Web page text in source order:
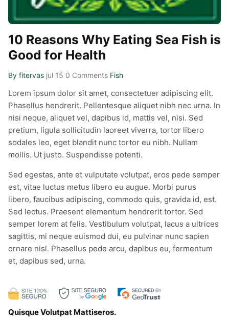
10 Reasons Why Eating Sea Fish is
Good for Health
By fitervas jul 15 0 Comments Fish
Lorem ipsum dolor sit amet, consectetuer adipiscing elit.
Phasellus hendrerit. Pellentesque aliquet nibh nec urna. In
nisi neque, aliquet vel, dapibus id, mattis vel, nisi. Sed
pretium, ligula sollicitudin laoreet viverra, tortor libero
sodales leo, eget blandit nunc tortor eu nibh. Nullam
mollis. Ut justo. Suspendisse potenti.
Sed egestas, ante et vulputate volutpat, eros pede semper
est, vitae luctus metus libero eu augue. Morbi purus
libero, faucibus adipiscing, commodo quis, gravida id, est.
Sed lectus. Praesent elementum hendrerit tortor. Sed
semper lorem at felis. Vestibulum volutpat, lacus a ultrices
sagittis, mi neque euismod dui, eu pulvinar nunc sapien
ornare nisl. Phasellus pede arcu, dapibus eu, fermentum
et, dapibus sed, urna.
Quisque Volutpat Mattiseros.